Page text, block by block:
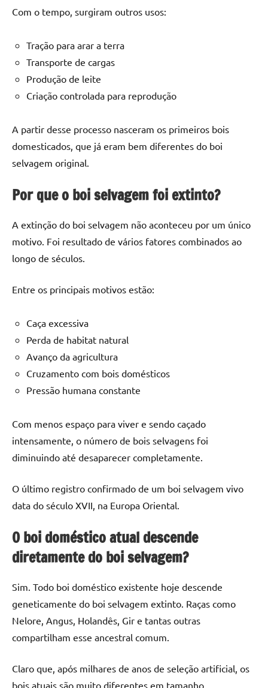
Com o tempo, surgiram outros usos:
Tração para arar a terra
Transporte de cargas
Produção de leite
Criação controlada para reprodução
A partir desse processo nasceram os primeiros bois
domesticados, que já eram bem diferentes do boi
selvagem original.
Por que o boi selvagem foi extinto?
A extinção do boi selvagem não aconteceu por um único
motivo. Foi resultado de vários fatores combinados ao
longo de séculos.
Entre os principais motivos estão:
Caça excessiva
Perda de habitat natural
Avanço da agricultura
Cruzamento com bois domésticos
Pressão humana constante
Com menos espaço para viver e sendo caçado
intensamente, o número de bois selvagens foi
diminuindo até desaparecer completamente.
O último registro confirmado de um boi selvagem vivo
data do século XVII, na Europa Oriental.
O boi doméstico atual descende
diretamente do boi selvagem?
Sim. Todo boi doméstico existente hoje descende
geneticamente do boi selvagem extinto. Raças como
Nelore, Angus, Holandês, Gir e tantas outras
compartilham esse ancestral comum.
Claro que, após milhares de anos de seleção artificial, os
bois atuais são muito diferentes em tamanho,